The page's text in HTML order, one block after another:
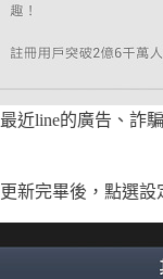
最近line的廣告、詐
更新完畢後，點選設